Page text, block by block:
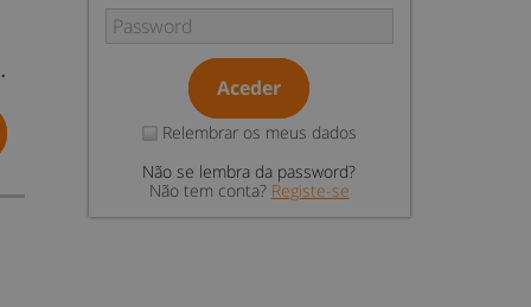
Aceder
Relembrar os meus dados
Não se lembra da password?
Não tem conta? Registe-se